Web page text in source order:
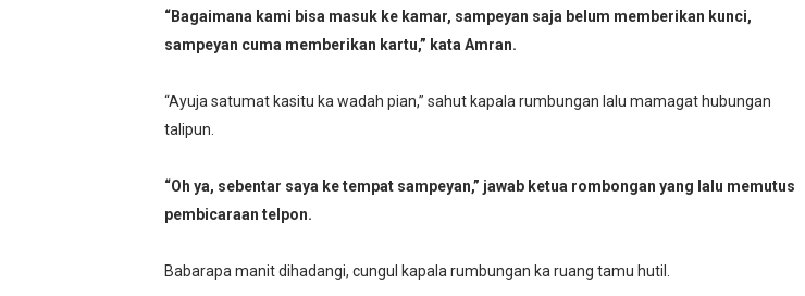
“Bagaimana kami bisa masuk ke kamar, sampeyan saja belum memberikan kunci,
sampeyan cuma memberikan kartu,” kata Amran.
“Ayuja satumat kasitu ka wadah pian,” sahut kapala rumbungan lalu mamagat hubungan
talipun.
“Oh ya, sebentar saya ke tempat sampeyan,” jawab ketua rombongan yang lalu memutus
pembicaraan telpon.
Babarapa manit dihadangi, cungul kapala rumbungan ka ruang tamu hutil.